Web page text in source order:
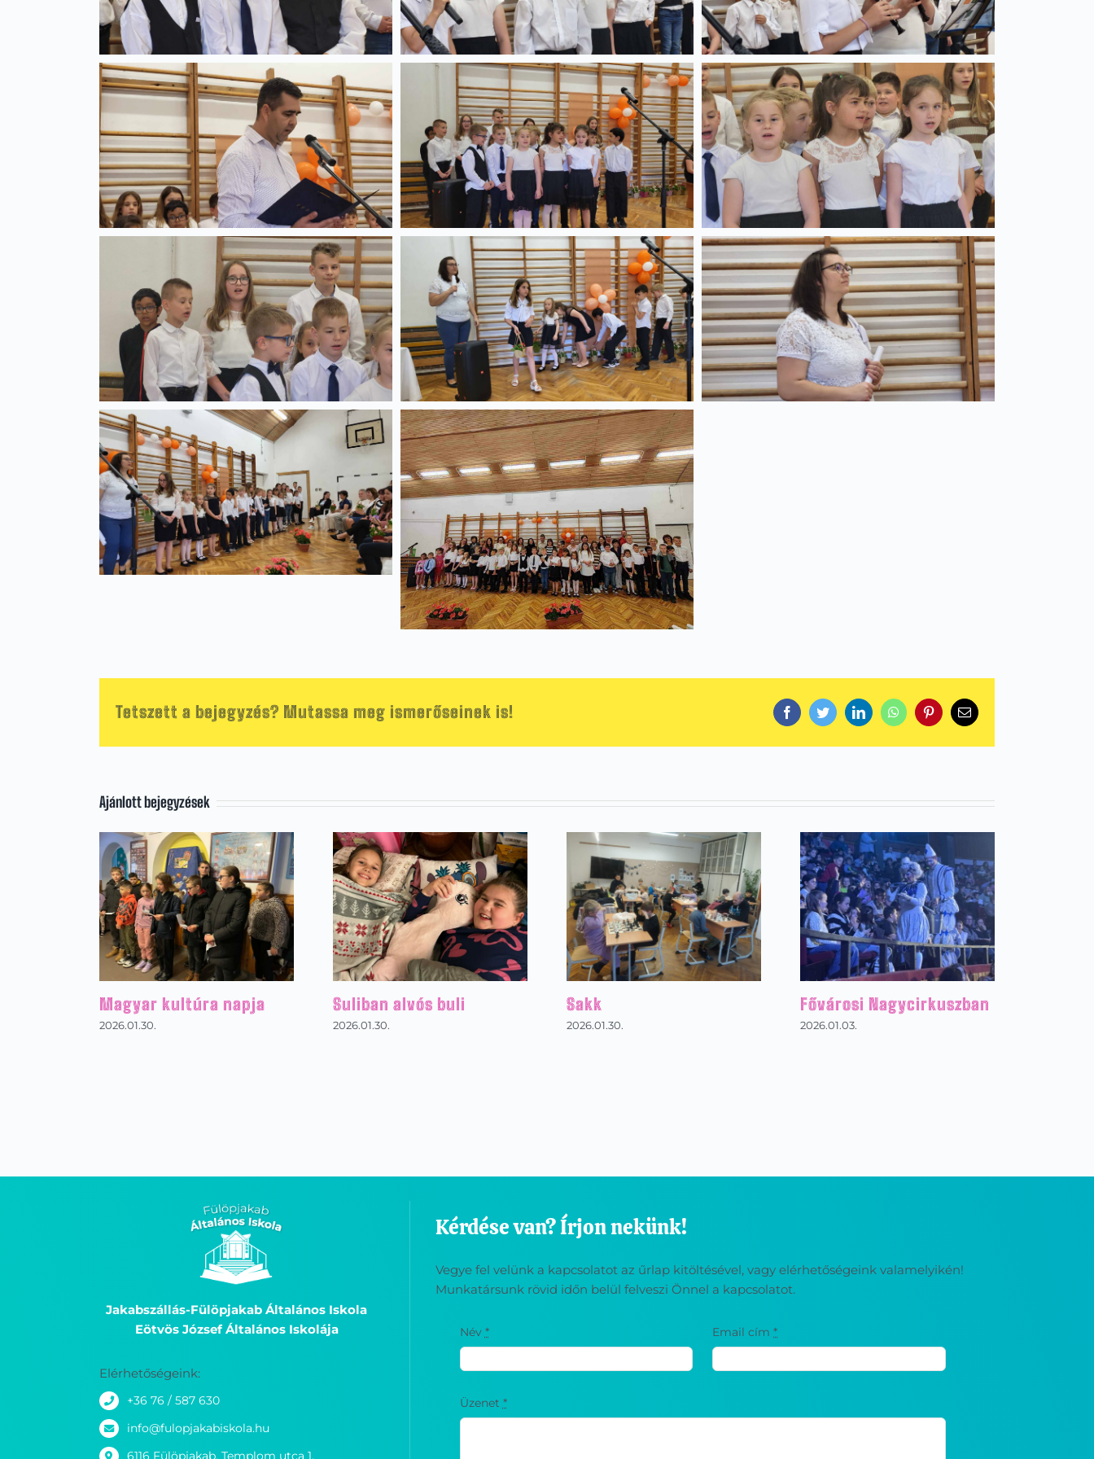
Tetszett a bejegyzés? Mutassa meg ismerőseinek is! FacebookTwitterLinkedInWhatsAppPinterestEmail:
Ajánlott bejegyzések
Magyar kultúra napja
2026.01.30.
Suliban alvós buli
2026.01.30.
Sakk
2026.01.30.
Fővárosi Nagycirkuszban
2026.01.03.
Jakabszállás-Fülöpjakab Általános Iskola
Eötvös József Általános Iskolája
Elérhetőségeink:
+36 76 / 587 630
info@fulopjakabiskola.hu
6116 Fülöpjakab, Templom utca 1.
Kérdése van? Írjon nekünk!
Vegye fel velünk a kapcsolatot az űrlap kitöltésével, vagy elérhetőségeink valamelyikén!
Munkatársunk rövid időn belül felveszi Önnel a kapcsolatot.
Név * Email cím*
Üzenet *